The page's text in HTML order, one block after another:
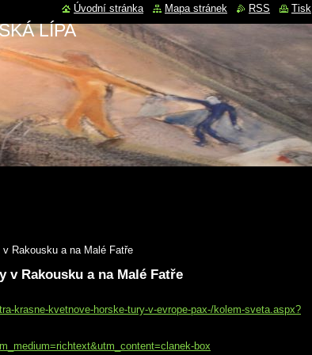
LÍPA
Rakousku a na Malé Fatře
v Rakousku a na Malé Fatře
krasne-kvetnove-horske-tury-v-evrope-pax-/kolem-sveta.aspx?
box
Úvodní stránka Mapa stránek RSS Tisk